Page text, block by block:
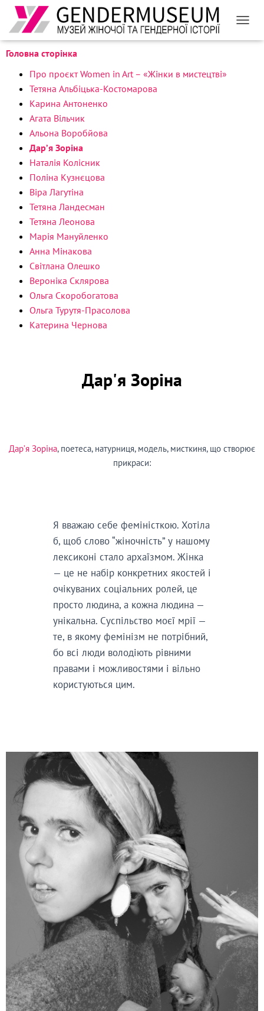
Головна сторінка
Про проєкт Women in Art – «Жінки в мистецтві»
Тетяна Альбіцька-Костомарова
Карина Антоненко
Агата Вільчик
Альона Воробйова
Дар’я Зоріна
Наталія Колісник
Поліна Кузнєцова
Віра Лагутіна
Тетяна Ландесман
Тетяна Леонова
Марія Мануйленко
Анна Мінакова
Світлана Олешко
Вероніка Склярова
Ольга Скоробогатова
Ольга Турутя-Прасолова
Катерина Чернова
Дар'я Зоріна
Дар’я Зоріна, поетеса, натурниця, модель, мисткиня, що створює
прикраси:
Я вважаю себе феміністкою. Хотіла
б, щоб слово “жіночність” у нашому
лексиконі стало архаїзмом. Жінка
— це не набір конкретних якостей і
очікуваних соціальних ролей, це
просто людина, а кожна людина —
унікальна. Суспільство моєї мрії —
те, в якому фемінізм не потрібний,
бо всі люди володіють рівними
правами і можливостями і вільно
користуються цим.